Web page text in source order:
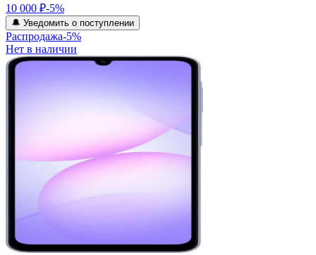
10 000 ₽-5%
🔔 Уведомить о поступлении
Распродажа-5%
Нет в наличии